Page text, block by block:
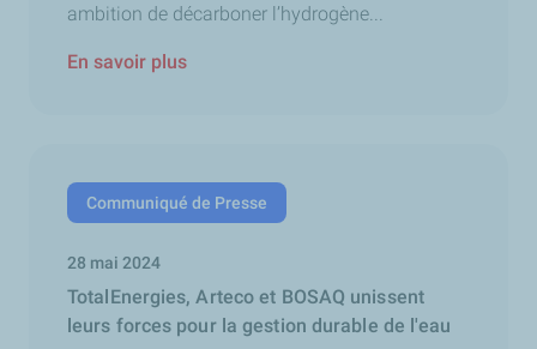
ambition de décarboner l’hydrogène...
En savoir plus
Communiqué de Presse
28 mai 2024
TotalEnergies, Arteco et BOSAQ unissent
leurs forces pour la gestion durable de l'eau